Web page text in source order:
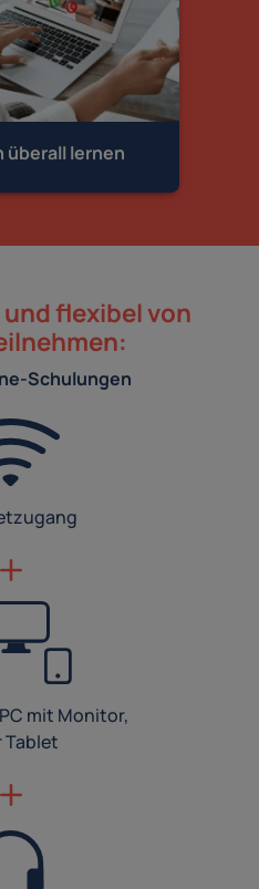
überall lernen
flexibel von
Schulungen
mit Monitor,
Tablet